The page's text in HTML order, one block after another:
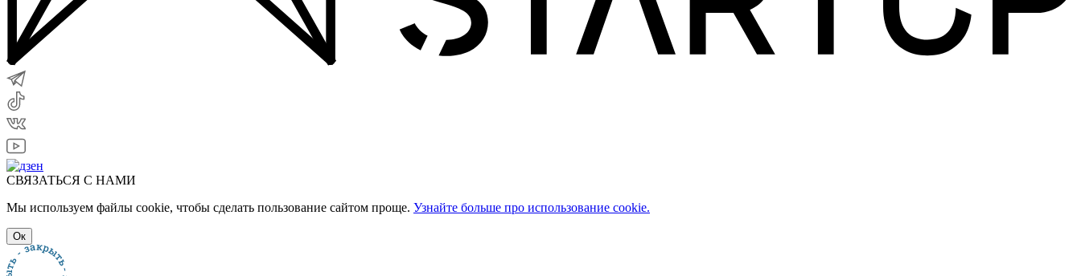
СВЯЗАТЬСЯ С НАМИ
Мы используем файлы cookie, чтобы сделать пользование сайтом проще. Узнайте больше про использование cookie.
Ок